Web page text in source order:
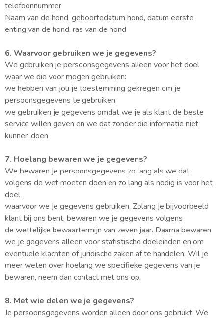
telefoonnummer
Naam van de hond, geboortedatum hond, datum eerste
enting van de hond, ras van de hond
6. Waarvoor gebruiken we je gegevens?
We gebruiken je persoonsgegevens alleen voor het doel
waar we die voor mogen gebruiken:
we hebben van jou je toestemming gekregen om je
persoonsgegevens te gebruiken
we gebruiken je gegevens omdat we je als klant de beste
service willen geven en we dat zonder die informatie niet
kunnen doen
7. Hoelang bewaren we je gegevens?
We bewaren je persoonsgegevens zo lang als we dat
volgens de wet moeten doen en zo lang als nodig is voor het
doel
waarvoor we je gegevens gebruiken. Zolang je bijvoorbeeld
klant bij ons bent, bewaren we je gegevens volgens
de wettelijke bewaartermijn van zeven jaar. Daarna bewaren
we je gegevens alleen voor statistische doeleinden en om
eventuele klachten of juridische zaken af te handelen. Wil je
meer weten over hoelang we specifieke gegevens van je
bewaren, neem dan contact met ons op.
8. Met wie delen we je gegevens?
Je persoonsgegevens worden alleen door ons gebruikt. We